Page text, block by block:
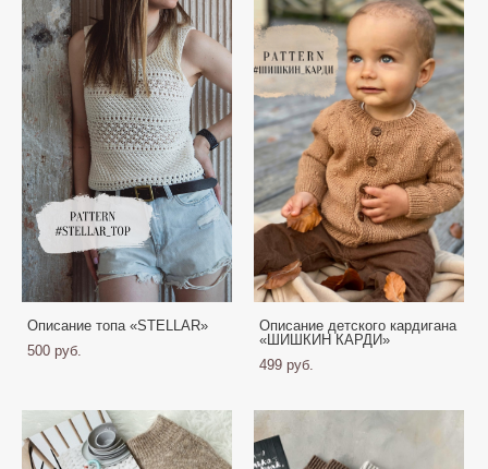
Описание топа «STELLAR»
500 pуб.
Описание детского кардигана
«ШИШКИН КАРДИ»
499 pуб.